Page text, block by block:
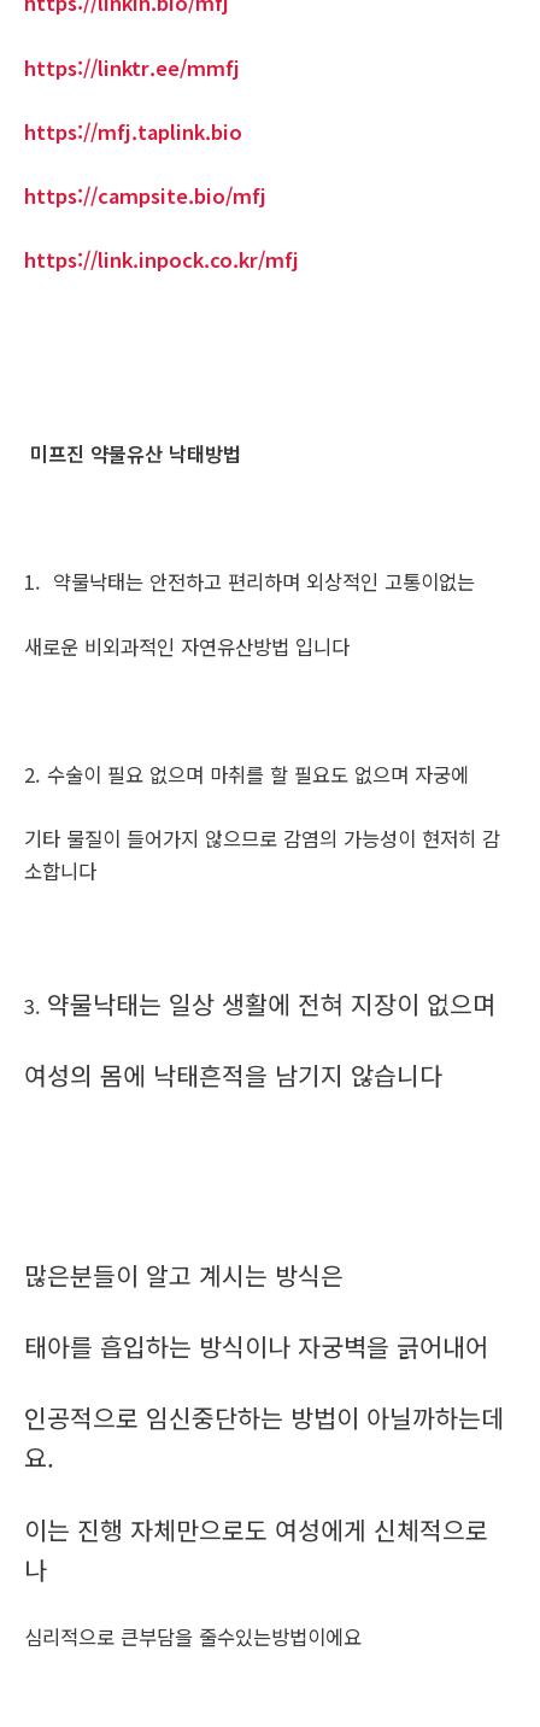
https://linktr.ee/mmfj
https://mfj.taplink.bio
https://campsite.bio/mfj
https://link.inpock.co.kr/mfj
미프진 약물유산 낙태방법
1. 약물낙태는 안전하고 편리하며 외상적인 고통이없는
새로운 비외과적인 자연유산방법 입니다
2. 수술이 필요 없으며 마취를 할 필요도 없으며 자궁에
기타 물질이 들어가지 않으므로 감염의 가능성이 현저히 감
소합니다
3. 약물낙태는 일상 생활에 전혀 지장이 없으며
여성의 몸에 낙태흔적을 남기지 않습니다
많은분들이 알고 계시는 방식은
태아를 흡입하는 방식이나 자궁벽을 긁어내어
인공적으로 임신중단하는 방법이 아닐까하는데
요.
이는 진행 자체만으로도 여성에게 신체적으로
나
심리적으로 큰부담을 줄수있는방법이에요